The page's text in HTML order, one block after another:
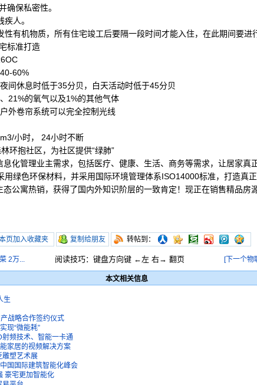
保私密性。
人。
机物质，所有住宅竣工后要隔一段时间才能入住，在此期间要进
标准打造
60%
休息时低于35分贝，白天活动时低于45分贝
的氧气以及1%的其他气体
卷帘系统可以完全控制光线
小时， 24小时不断
抱社区，为社区提供“绿肺”
管理业主需求，包括医疗、健康、生活、商务等需求，让居家真正
色环保材料，并采用国际环境管理体系ISO14000标准，打造真正
寓热销，获得了国内外知识阶层的一致肯定！现正在销售精品房
页加入收藏夹 复制给朋友 转帖到：
2万... 阅读技巧：键盘方向键 ←左 右→ 翻页 [下一个物
本文相关信息
生
战略合作签约仪式
现“微能耗”
频技术、智能一卡通
家居的视频解决方案
雕塑艺术展
国国际建筑智能化峰会
豪宅更加智能化